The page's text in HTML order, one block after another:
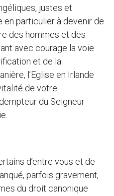
justes et
particulier à devenir de
des hommes et des
avec courage la voie
et de la
l’Eglise en Irlande
de votre
du Seigneur
d’entre vous et de
parfois gravement,
du droit canonique